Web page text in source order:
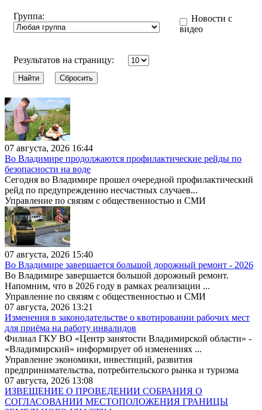
Группа:
Новости с
видео
Результатов на страницу:
07 августа, 2026 16:44
Во Владимире продолжаются профилактические рейды по
безопасности на воде
Сегодня во Владимире прошел очередной профилактический
рейд по предупреждению несчастных случаев...
Управление по связям с общественностью и СМИ
07 августа, 2026 15:40
Во Владимире завершается большой дорожный ремонт - 2026
Во Владимире завершается большой дорожный ремонт.
Напомним, что в 2026 году в рамках реализации ...
Управление по связям с общественностью и СМИ
07 августа, 2026 13:21
Изменения в законодательстве о квотировании рабочих мест
для приёма на работу инвалидов
Филиал ГКУ ВО «Центр занятости Владимирской области» -
«Владимирский» информирует об изменениях ...
Управление экономики, инвестиций, развития
предпринимательства, потребительского рынка и туризма
07 августа, 2026 13:08
ИЗВЕЩЕНИЕ О ПРОВЕДЕНИИ СОБРАНИЯ О
СОГЛАСОВАНИИ МЕСТОПОЛОЖЕНИЯ ГРАНИЦЫ